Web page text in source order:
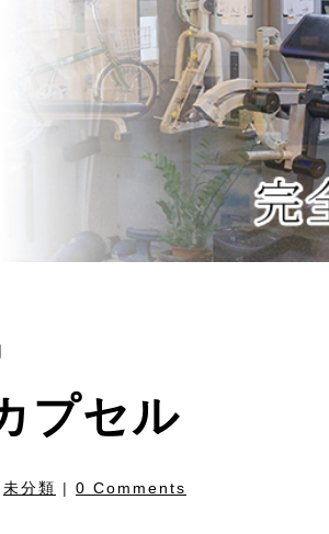
プセル
未分類 | 0 Comments